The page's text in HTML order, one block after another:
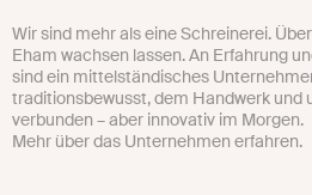
Wir sind mehr als eine Schreinerei.
Eham wachsen lassen. An Erfahrung
sind ein mittelständisches
traditionsbewusst, dem Handwerk und
verbunden – aber innovativ im Morgen.
Mehr über das Unternehmen erfahren.